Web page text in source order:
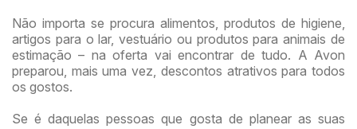
Não importa se procura alimentos, produtos de higiene,
artigos para o lar, vestuário ou produtos para animais de
estimação – na oferta vai encontrar de tudo. A Avon
preparou, mais uma vez, descontos atrativos para todos
os gostos.
Se é daquelas pessoas que gosta de planear as suas